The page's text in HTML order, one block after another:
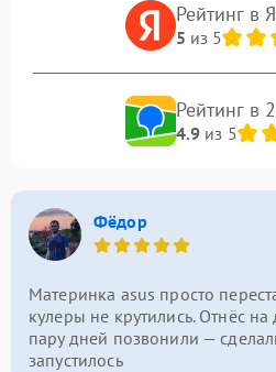
Рейтинг в
5 из 5
Рейтинг в
4.9из 5
Фёдор
Материнка asus просто
кулеры не крутились. Отнёс на
пару дней позвонили —
запустилось